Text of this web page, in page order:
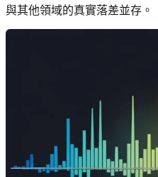
與其他領域的真實落差並存。